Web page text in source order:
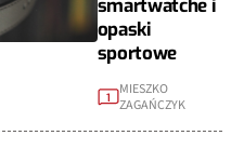
smartwatche i
opaski
sportowe
1
MIESZKO
ZAGAŃCZYK